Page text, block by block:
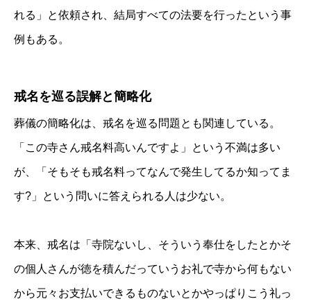
れる」と依頼され、結局すべての法要を行ったという事
例もある。
戒名を巡る誤解と簡略化
葬儀の簡略化は、戒名を巡る問題とも関連している。
「この寺さん戒名料高いんですよ」という不満は多い
が、「そもそも戒名料ってなんで発生してるか知ってま
す?」という問いに答えられる人は少ない。
本来、戒名は「寺院ないし、そういう奉仕をしたとかそ
の個人さんが徳を積んだっていうお礼で寺から何もない
から元々お支払いできるものないとかやっぱりこう礼っ